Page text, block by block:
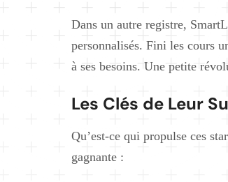
Dans un autre registre,
personnalisés. Fini les cours
à ses besoins. Une petite
Les Clés de Leur
Qu’est-ce qui propulse ces
gagnante :